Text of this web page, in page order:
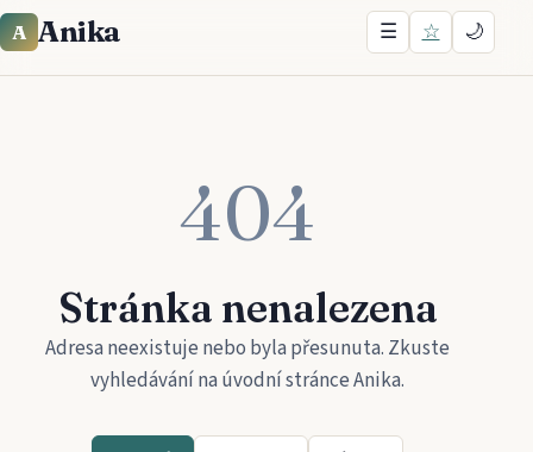
A Anika ☰ ☆ 🌙
404
Stránka nenalezena
Adresa neexistuje nebo byla přesunuta. Zkuste
vyhledávání na úvodní stránceAnika.